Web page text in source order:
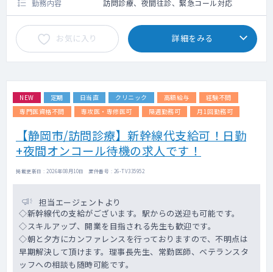
勤務内容 訪問診療、夜間往診、緊急コール対応
お気に入り 詳細をみる
NEW 定期 日当直 クリニック 高額給与
経験不問
専門医資格不問
専攻医・専修医可 隔週勤務可 月1回勤務可
【静岡市/訪問診療】新幹線代支給可！日勤
+夜間オンコール待機の求人です！
掲載更新日 : 2026年08月10日 案件番号 : 26-TV335952
担当エージェントより
◇新幹線代の支給がございます。駅からの送迎も可能です。
◇スキルアップ、開業を目指される先生も歓迎です。
◇朝と夕方にカンファレンスを行っておりますので、不明点は
早期解決して頂けます。理事長先生、常勤医師、ベテランスタ
ッフへの相談も随時可能です。